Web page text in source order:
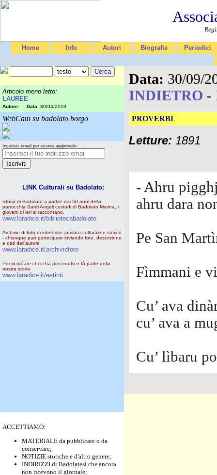
Home Info Autori Biografie Periodici
Articolo meno letto:
LAUREE
Autore: Data: 30/04/2019
WebCam su badolato borgo
Inserisci email per essere aggiornato
LINK Culturali su Badolato:
Storia di Badolato a partire dai 50 anni della
parrocchia Santi Angeli custodi di Badolato Marina, i
giovani di ieri si raccontano.
www.laradice.it/bibliotecabadolato
Archivio di foto di interesse artistico culturale e storico
- chiunque può partecipare inviando foto, descrizione
e dati dell'autore
www.laradice.it/archiviofoto
Per ricordare chi ci ha preceduto e fà parte della
nostra storia
www.laradice.it/estinti
ACCETTIAMO:
MATERIALE da pubblicare o da
conservare;
NOTIZIE storiche e d'altro genere;
INDIRIZZI di Badolatesi che ancora
non ricevono il giornale;
Data: 30/09/
INDIETRO -
PROVERBI
Letture: 1891
- Ahru
ahru dara
Pe San
Fìmmani e
Cu’ ava
cu’ ava a
Cu’ lìbaru